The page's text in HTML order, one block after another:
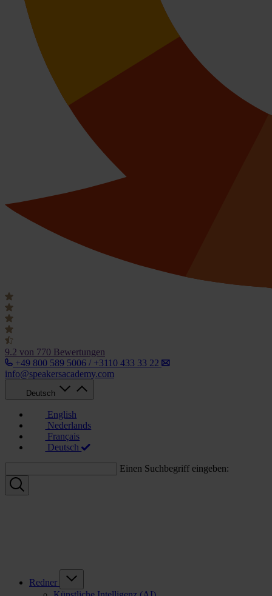
9.2 von 770 Bewertungen
+49 800 589 5006 / +3110 433 33 22
info@speakersacademy.com
Deutsch
English
Nederlands
Français
Deutsch
Einen Suchbegriff eingeben:
Redner